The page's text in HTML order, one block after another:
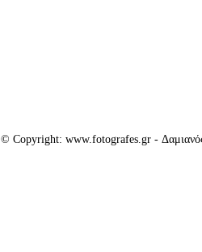
© Copyright: www.fotografes.gr -